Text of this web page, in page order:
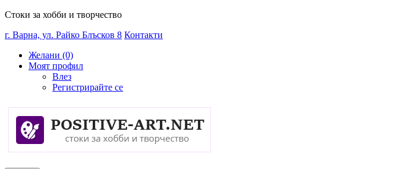
Стоки за хобби и творчество
г. Варна, ул. Райко Блъсков 8 Контакти
Желани (0)
Моят профил
Влез
Регистрирайте се